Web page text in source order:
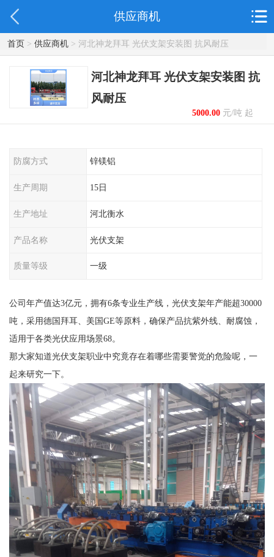
供应商机
首页> 供应商机> 河北神龙拜耳 光伏支架安装图 抗风耐压
河北神龙拜耳 光伏支架安装图 抗
风耐压
5000.00元/吨 起
防腐方式 锌镁铝
生产周期 15日
生产地址 河北衡水
产品名称 光伏支架
质量等级 一级
公司年产值达3亿元，拥有6条专业生产线，光伏支架年产能超30000
吨，采用德国拜耳、美国GE等原料，确保产品抗紫外线、耐腐蚀，
适用于各类光伏应用场景68。
那大家知道光伏支架职业中究竟存在着哪些需要警觉的危险呢，一
起来研究一下。